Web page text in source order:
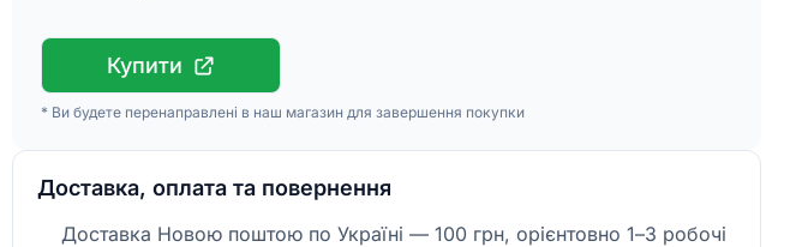
Купити
* Ви будете перенаправлені в наш магазин для завершення покупки
Доставка, оплата та повернення
Доставка Новою поштою по Україні — 100 грн, орієнтовно 1–3 робочі